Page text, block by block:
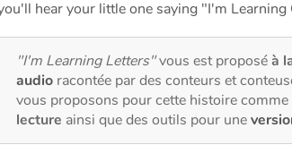
hear your little one saying "I'm Learning
"I'm Learning Letters"vous est proposéà
audio racontée par des conteurs et
vous proposons pour cette histoire
lecture ainsi que des outils pour une